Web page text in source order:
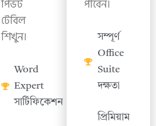
পিভট
টেবিল
শিখুন।
Word
Expert
সার্টিফিকেশন
পাবেন।
সম্পূর্ণ
Office
Suite
দক্ষতা
প্রিমিয়াম